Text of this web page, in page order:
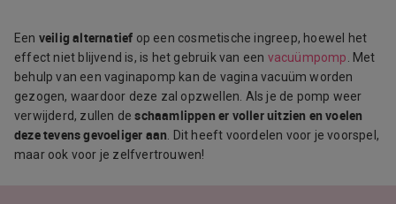
Een veilig alternatief op een cosmetische ingreep, hoewel het
effect niet blijvend is, is het gebruik van een vacuümpomp
. Met
behulp van een vaginapomp kan de vagina vacuüm worden
gezogen, waardoor deze zal opzwellen. Als je de pomp weer
verwijderd, zullen deschaamlippen er voller uitzien en voelen
deze tevens gevoeliger aan . Dit heeft voordelen voor je voorspel,
maar ook voor je zelfvertrouwen!